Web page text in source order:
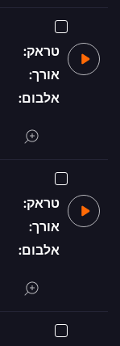
טראק:
אורך:
אלבום:
טראק:
אורך:
אלבום: